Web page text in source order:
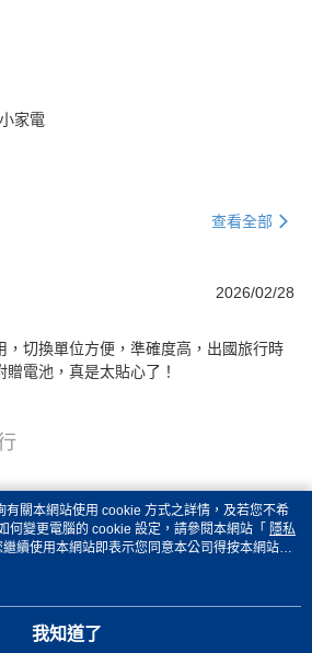
家電
查看全部
2026/02/28
，切換單位方便，準確度高，出國旅行時
電池，真是太貼心了！
關本網站使用 cookie 方式之詳情，及若您不希
何變更電腦的 cookie 設定，請參閱本網站「 隱私
續使用本網站即表示您同意本公司得按本網站使
。
我知道了